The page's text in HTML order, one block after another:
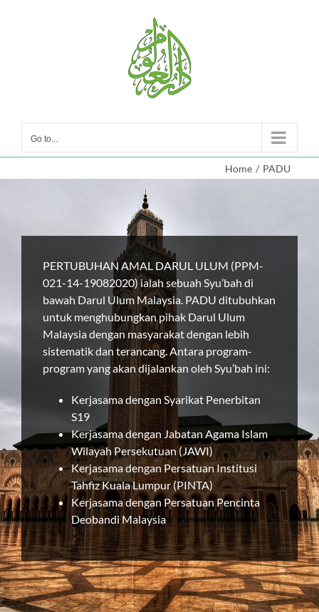
Go to...
Home / PADU
PERTUBUHAN AMAL DARUL ULUM (PPM-
021-14-19082020) ialah sebuah Syu’bah di
bawah Darul Ulum Malaysia. PADU ditubuhkan
untuk menghubungkan pihak Darul Ulum
Malaysia dengan masyarakat dengan lebih
sistematik dan terancang. Antara program-
program yang akan dijalankan oleh Syu’bah ini:
Kerjasama dengan Syarikat Penerbitan
S19
Kerjasama dengan Jabatan Agama Islam
Wilayah Persekutuan (JAWI)
Kerjasama dengan Persatuan Institusi
Tahfiz Kuala Lumpur (PINTA)
Kerjasama dengan Persatuan Pencinta
Deobandi Malaysia